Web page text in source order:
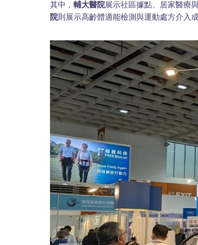
其中， 輔大醫院展示社區據點、居家醫療
院則展示高齡體適能檢測與運動處方介入